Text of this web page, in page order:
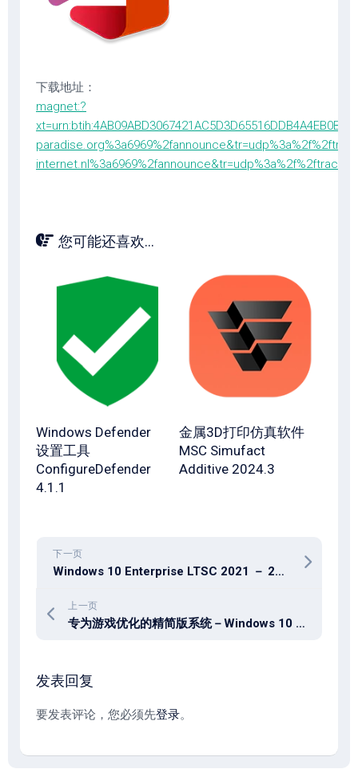
下载地址：
magnet:?
您可能还喜欢...
Windows Defender
设置工具
ConfigureDefender
4.1.1
金属3D打印仿真软件
MSC Simufact
Additive 2024.3
下一页
Windows 10 Enterprise LTSC 2021 － 2023年7月
上一页
专为游戏优化的精简版系统－Windows 10 22H2 Build 19045.3324 ReviOS版
发表回复
要发表评论，您必须先登录。